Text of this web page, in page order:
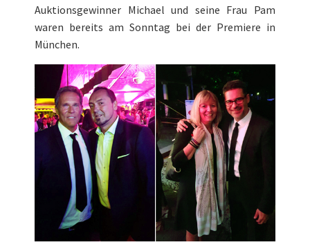
Auktionsgewinner Michael und seine Frau Pam
waren bereits am Sonntag bei der Premiere in
München.